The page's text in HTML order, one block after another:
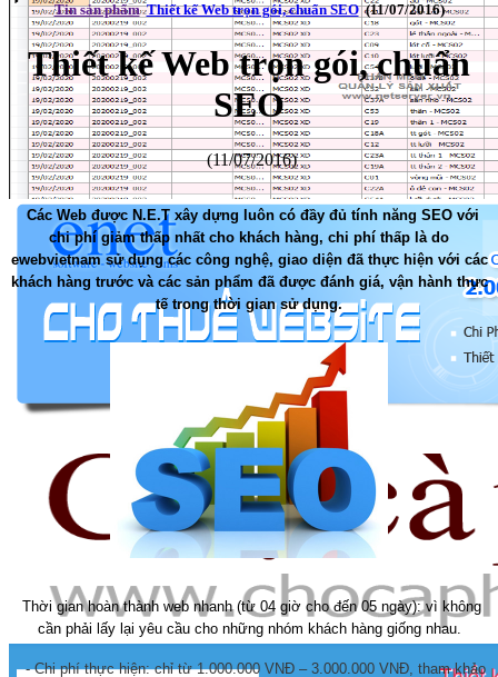
Tin sản phẩm Thiết kế Web trọn gói, chuẩn SEO (11/07/2016)
Thiết kế Web trọn gói, chuẩn
SEO
(11/07/2016)
Các Web được N.E.T xây dựng luôn có đầy đủ tính năng SEO với
chi phí giảm thấp nhất cho khách hàng, chi phí thấp là do
ewebvietnam sử dụng các công nghệ, giao diện đã thực hiện với các
khách hàng trước và các sản phẩm đã được đánh giá, vận hành thực
tế trong thời gian sử dụng.
Thời gian hoàn thành web nhanh (từ 04 giờ cho đến 05 ngày): vì không
cần phải lấy lại yêu cầu cho những nhóm khách hàng giống nhau.
- Chi phí thực hiện: chỉ từ 1.000.000 VNĐ – 3.000.000 VNĐ, tham khảo